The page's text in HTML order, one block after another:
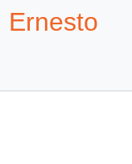
Ernesto